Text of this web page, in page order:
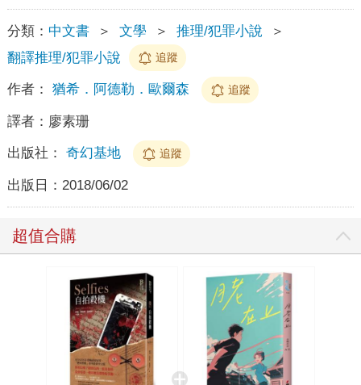
分類： 中文書 ＞ 文學 ＞ 推理/犯罪小說
＞
翻譯推理/犯罪小說
追蹤
作者： 猶希．阿德勒．歐爾森 追蹤
譯者： 廖素珊
出版社： 奇幻基地 追蹤
出版日： 2018/06/02
超值合購